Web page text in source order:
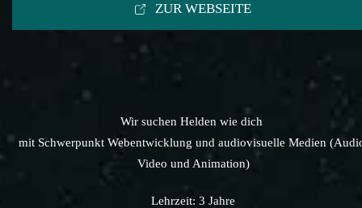
ZUR WEBSEITE
Wir suchen Helden wie dich
mit Schwerpunkt Webentwicklung und audiovisuelle Medien
Video und Animation)
Lehrzeit: 3 Jahre